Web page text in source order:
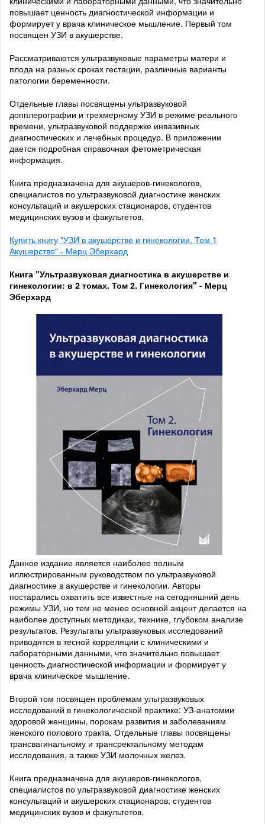
повышает ценность диагностической информации и
формирует у врача клиническое мышление. Первый том
посвящен УЗИ в акушерстве.
Рассматриваются ультразвуковые параметры матери и
плода на разных сроках гестации, различные варианты
патологии беременности.
Отдельные главы посвящены ультразвуковой
допплерографии и трехмерному УЗИ в режиме реального
времени, ультразвуковой поддержке инвазивных
диагностических и лечебных процедур. В приложении
дается подробная справочная фетометрическая
информация.
Книга предназначена для акушеров-гинекологов,
специалистов по ультразвуковой диагностике женских
консультаций и акушерских стационаров, студентов
медицинских вузов и факультетов.
Купить книгу "УЗИ в акушерстве и гинекологии. Том 1
Акушерство" - Мерц Эберхард
Книга "Ультразвуковая диагностика в акушерстве и
гинекологии: в 2 томах. Том 2. Гинекология" - Мерц
Эберхард
Данное издание является наиболее полным
иллюстрированным руководством по ультразвуковой
диагностике в акушерстве и гинекологии. Авторы
постарались охватить все известные на сегодняшний день
режимы УЗИ, но тем не менее основной акцент делается на
наиболее доступных методиках, технике, глубоком анализе
результатов. Результаты ультразвуковых исследований
приводятся в тесной корреляции с клиническими и
лабораторными данными, что значительно повышает
ценность диагностической информации и формирует у
врача клиническое мышление.
Второй том посвящен проблемам ультразвуковых
исследований в гинекологической практике: УЗ-анатомии
здоровой женщины, порокам развития и заболеваниям
женского полового тракта. Отдельные главы посвящены
трансвагинальному и трансректальному методам
исследования, а также УЗИ молочных желез.
Книга предназначена для акушеров-гинекологов,
специалистов по ультразвуковой диагностике женских
консультаций и акушерских стационаров, студентов
медицинских вузов и факультетов.